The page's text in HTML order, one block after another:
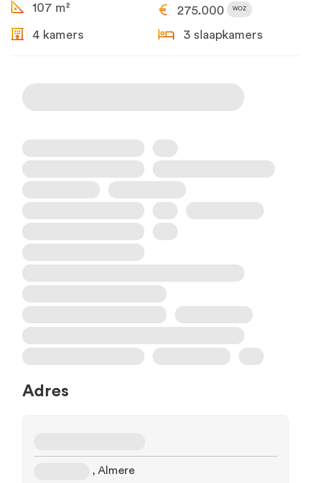
107 m² 275.000 WOZ
4 kamers 3 slaapkamers
Adres
, Almere